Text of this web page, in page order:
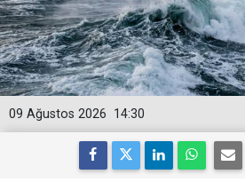
14:30
09 Ağustos 2026